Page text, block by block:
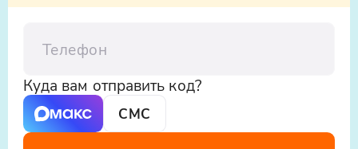
Куда вам отправить код?
СМС